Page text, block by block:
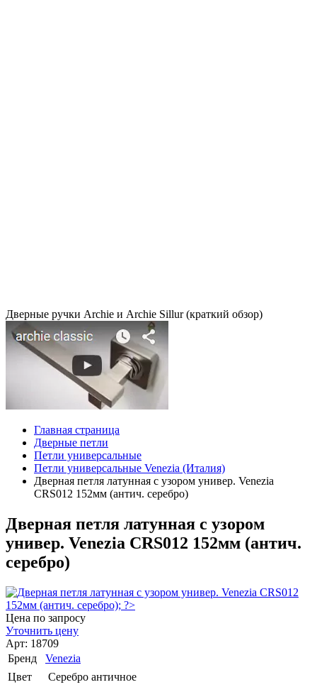
Дверные ручки Archie и Archie Sillur (краткий обзор)
Главная страница
Дверные петли
Петли универсальные
Петли универсальные Venezia (Италия)
Дверная петля латунная с узором универ. Venezia
CRS012 152мм (антич. серебро)
Дверная петля латунная с узором
универ. Venezia CRS012 152мм (антич.
серебро)
Цена по запросу
Уточнить цену
Арт: 18709
Бренд
Venezia
Цвет
Серебро античное